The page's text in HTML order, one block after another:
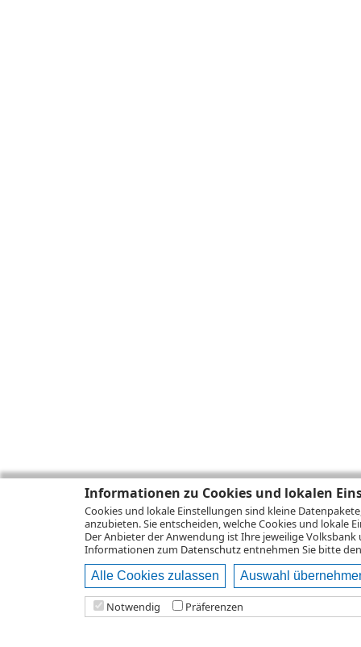
Informationen zu Cookies und lokalen
Cookies und lokale Einstellungen sind kleine
anzubieten. Sie entscheiden, welche Cookies und lokale
Der Anbieter der Anwendung ist Ihre jeweilige Volksbank
Informationen zum Datenschutzentnehmen Sie bitte
Alle Cookies zulassen Auswahl
Notwendig Präferenzen